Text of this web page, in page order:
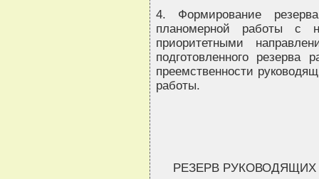
4. Формирование
планомерной работы с
приоритетными
подготовленного резерва
преемственности
работы.
РЕЗЕРВ